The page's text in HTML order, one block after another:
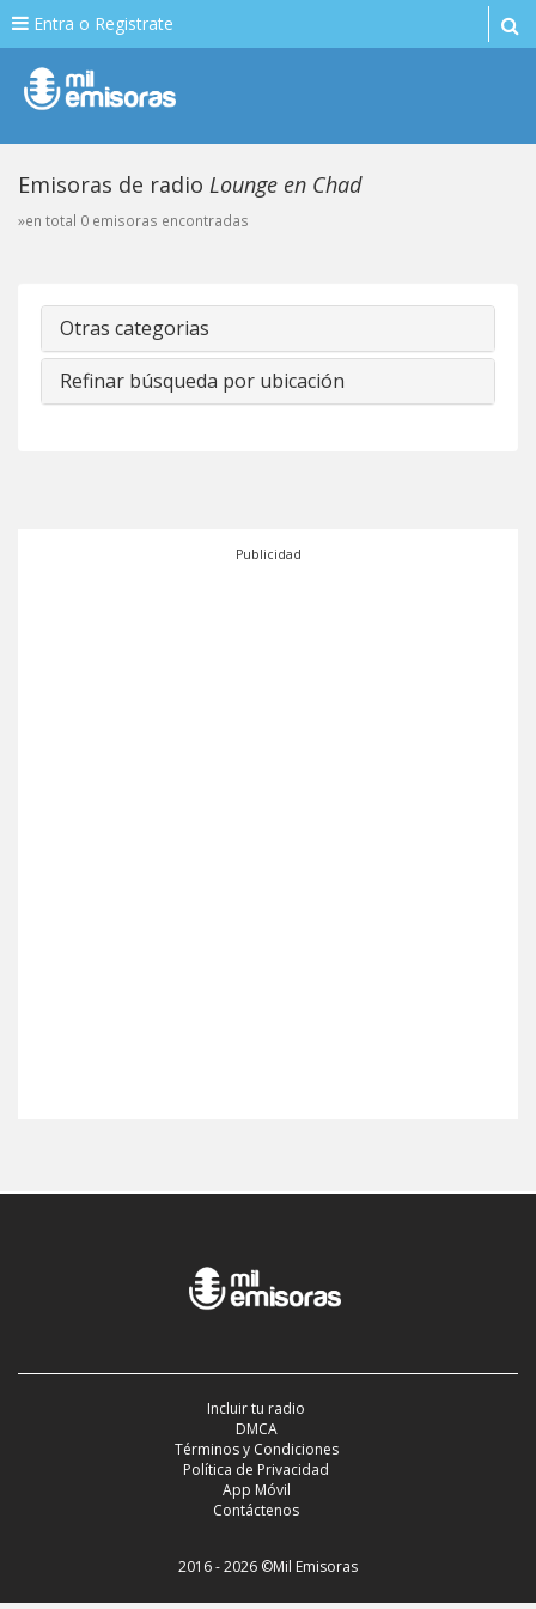
Entra o Registrate
Emisoras de radio Lounge en Chad
»en total 0 emisoras encontradas
Otras categorias
Refinar búsqueda por ubicación
Publicidad
Incluir tu radio
DMCA
Términos y Condiciones
Política de Privacidad
App Móvil
Contáctenos
2016 - 2026 ©Mil Emisoras